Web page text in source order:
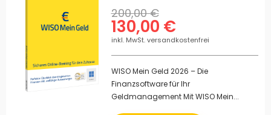
130,00 €
200,00 €
inkl. MwSt. versandkostenfrei
WISO Mein Geld 2026 – Die
Finanzsoftware für Ihr
Geldmanagement Mit WISO Mein...